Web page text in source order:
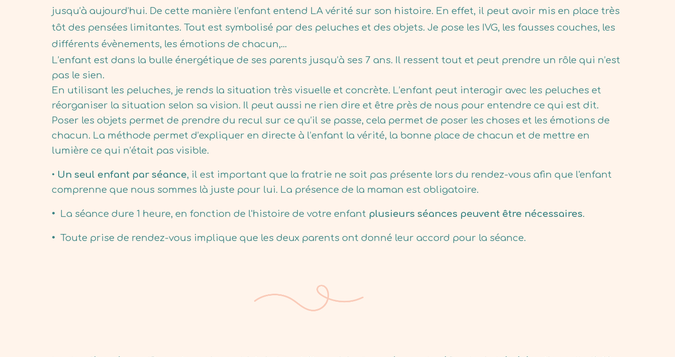
jusqu’à aujourd’hui. De cette manière l’enfant entend LA vérité sur son histoire. En effet, il peut avoir mis en place très
tôt des pensées limitantes. Tout est symbolisé par des peluches et des objets. Je pose les IVG, les fausses couches, les
différents évènements, les émotions de chacun,...
L’enfant est dans la bulle énergétique de ses parents jusqu’à ses 7 ans. Il ressent tout et peut prendre un rôle qui n’est
pas le sien.
En utilisant les peluches, je rends la situation très visuelle et concrète. L’enfant peut interagir avec les peluches et
réorganiser la situation selon sa vision. Il peut aussi ne rien dire et être près de nous pour entendre ce qui est dit.
Poser les objets permet de prendre du recul sur ce qu’il se passe, cela permet de poser les choses et les émotions de
chacun. La méthode permet d’expliquer en directe à l’enfant la vérité, la bonne place de chacun et de mettre en
lumière ce qui n’était pas visible.
• Un seul enfant par séance, il est important que la fratrie ne soit pas présente lors du rendez-vous afin que l'enfant
comprenne que nous sommes là juste pour lui. La présence de la maman est obligatoire.
• La séance dure 1 heure, en fonction de l'histoire de votre enfant plusieurs séances peuvent être nécessaires.
• Toute prise de rendez-vous implique que les deux parents ont donné leur accord pour la séance.